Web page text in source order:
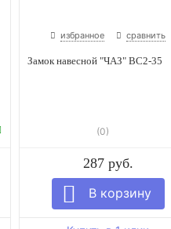
избранное сравнить
Замок навесной "ЧАЗ" ВС2-35
(0)
287 руб.